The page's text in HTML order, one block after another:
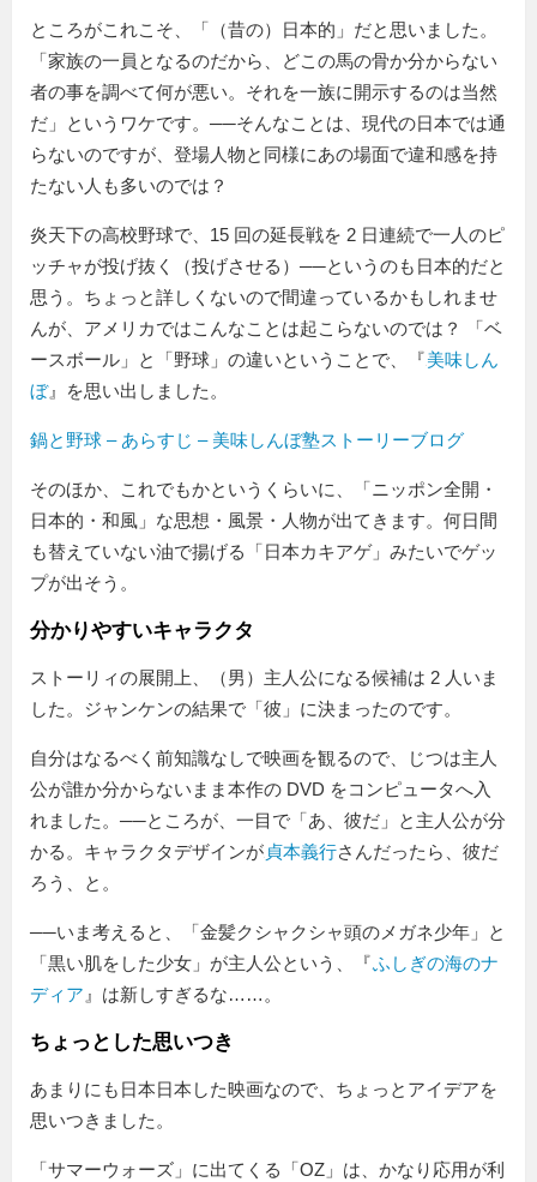
ところがこれこそ、「（昔の）日本的」だと思いました。
「家族の一員となるのだから、どこの馬の骨か分からない
者の事を調べて何が悪い。それを一族に開示するのは当然
だ」というワケです。──そんなことは、現代の日本では通
らないのですが、登場人物と同様にあの場面で違和感を持
たない人も多いのでは？
炎天下の高校野球で、15 回の延長戦を 2 日連続で一人のピ
ッチャが投げ抜く（投げさせる）──というのも日本的だと
思う。ちょっと詳しくないので間違っているかもしれませ
んが、アメリカではこんなことは起こらないのでは？ 「ベ
ースボール」と「野球」の違いということで、『美味しん
ぼ』を思い出しました。
鍋と野球 – あらすじ – 美味しんぼ塾ストーリーブログ
そのほか、これでもかというくらいに、「ニッポン全開・
日本的・和風」な思想・風景・人物が出てきます。何日間
も替えていない油で揚げる「日本カキアゲ」みたいでゲッ
プが出そう。
分かりやすいキャラクタ
ストーリィの展開上、（男）主人公になる候補は 2 人いま
した。ジャンケンの結果で「彼」に決まったのです。
自分はなるべく前知識なしで映画を観るので、じつは主人
公が誰か分からないまま本作の DVD をコンピュータへ入
れました。──ところが、一目で「あ、彼だ」と主人公が分
かる。キャラクタデザインが 貞本義行さんだったら、彼だ
ろう、と。
──いま考えると、「金髪クシャクシャ頭のメガネ少年」と
「黒い肌をした少女」が主人公という、『ふしぎの海のナ
ディア 』は新しすぎるな……。
ちょっとした思いつき
あまりにも日本日本した映画なので、ちょっとアイデアを
思いつきました。
「サマーウォーズ」に出てくる「OZ」は、かなり応用が利